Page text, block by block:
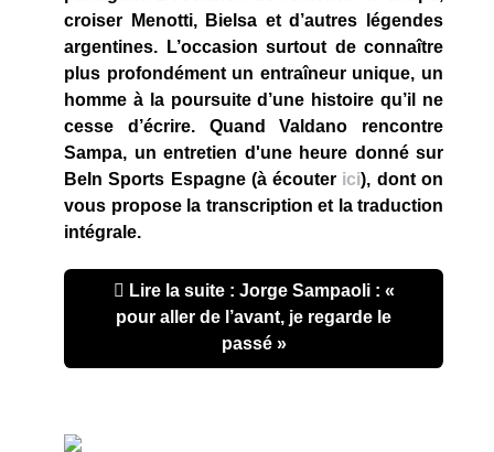
croiser Menotti, Bielsa et d’autres légendes
argentines. L’occasion surtout de connaître
plus profondément un entraîneur unique, un
homme à la poursuite d’une histoire qu’il ne
cesse d’écrire. Quand Valdano rencontre
Sampa, un entretien d'une heure donné sur
BeIn Sports Espagne (à écouter ici), dont on
vous propose la transcription et la traduction
intégrale.
Lire la suite : Jorge Sampaoli : «
pour aller de l’avant, je regarde le
passé »